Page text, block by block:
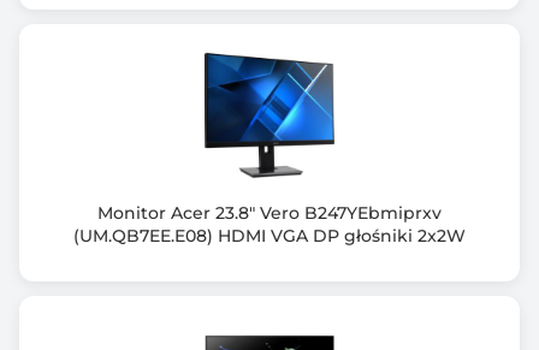
Normy spełniane przez monitor
VESA AdaptiveSync Display 180Hz
VESA DisplayHDR 400
Monitor Acer 23.8" Vero B247YEbmiprxv
(UM.QB7EE.E08) HDMI VGA DP głośniki 2x2W